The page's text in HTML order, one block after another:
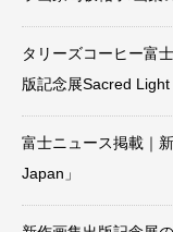
タリーズコーヒー富
版記念展Sacred
富士ニュース掲載｜
Japan」